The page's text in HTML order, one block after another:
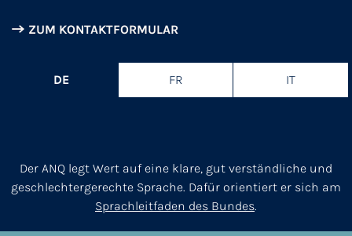
ZUM KONTAKTFORMULAR
DE FR IT
Der ANQ legt Wert auf eine klare, gut verständliche und
geschlechtergerechte Sprache. Dafür orientiert er sich am
Sprachleitfaden des Bundes.